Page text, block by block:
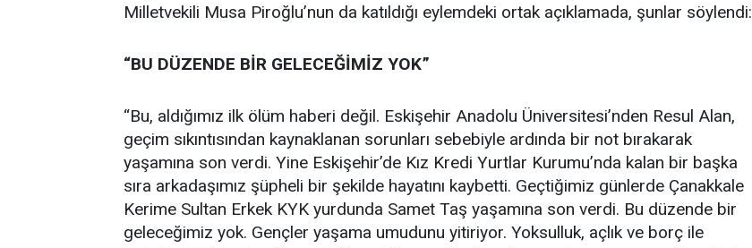
Milletvekili Musa Piroğlu’nun da katıldığı eylemdeki ortak açıklamada, şunlar söylendi:
“BU DÜZENDE BİR GELECEĞİMİZ YOK”
“Bu, aldığımız ilk ölüm haberi değil. Eskişehir Anadolu Üniversitesi’nden Resul Alan,
geçim sıkıntısından kaynaklanan sorunları sebebiyle ardında bir not bırakarak
yaşamına son verdi. Yine Eskişehir’de Kız Kredi Yurtlar Kurumu’nda kalan bir başka
sıra arkadaşımız şüpheli bir şekilde hayatını kaybetti. Geçtiğimiz günlerde Çanakkale
Kerime Sultan Erkek KYK yurdunda Samet Taş yaşamına son verdi. Bu düzende bir
geleceğimiz yok. Gençler yaşama umudunu yitiriyor. Yoksulluk, açlık ve borç ile